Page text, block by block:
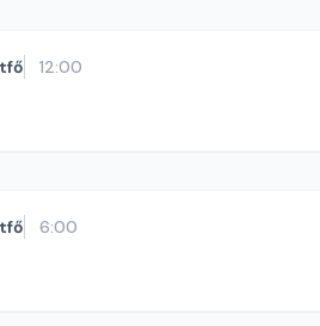
12:00
6:00